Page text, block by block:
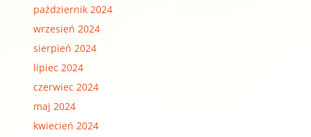
październik 2024
wrzesień 2024
sierpień 2024
lipiec 2024
czerwiec 2024
maj 2024
kwiecień 2024